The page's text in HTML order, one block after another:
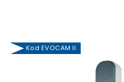
Kod EVOCAM II